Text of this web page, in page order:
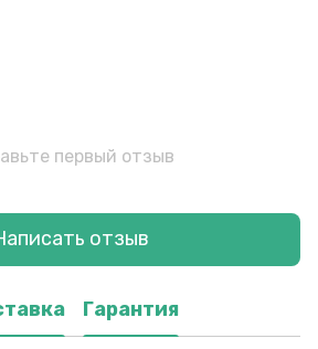
первый отзыв
отзыв
Гарантия